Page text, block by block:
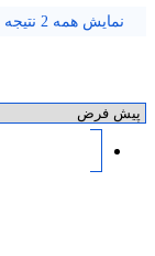
نمایش همه 2 نتیجه